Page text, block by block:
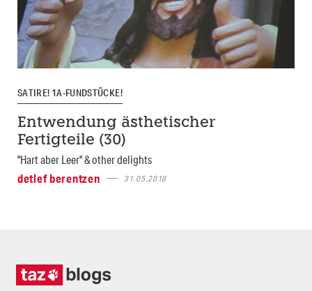
SATIRE! 1A-FUNDSTÜCKE!
Entwendung ästhetischer
Fertigteile (30)
"Hart aber Leer" & other delights
detlef berentzen
31.05.2018